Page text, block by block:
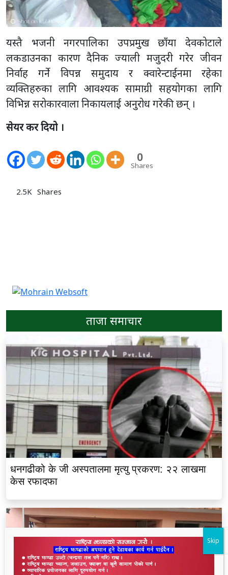
यस्तै भजनी नगरपालिका उपप्रमुख छाँया देवकोटाले
लकडाउनका कारण दैनिक ज्याली मजुदरी गरेर जीवन
निर्वाह गर्ने विपन्न समुदाय र क्वारेन्टाईनमा रहेका
व्यक्तिहरुका लागि आवश्यक सामाग्री सहयोगका लागि
विभिन्न सरोकारवाला निकायलाई अनुरोध गरेकी छन् ।
सेयर कर दियो ।
0
Shares
2.5K Shares
ताजा समाचार
धनगढीको के जी अस्पतालमा मृत्यु प्रकरण: २२ लाखमा
केस रफादफा
Skip